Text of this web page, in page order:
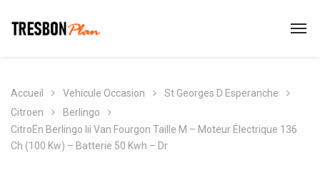
Accueil Vehicule Occasion
St Georges D Esperanche
Citroen
Berlingo
CitroËn Berlingo Iii Van Fourgon Taille M – Moteur Électrique 136
Ch (100 Kw) – Batterie 50 Kwh – Dr